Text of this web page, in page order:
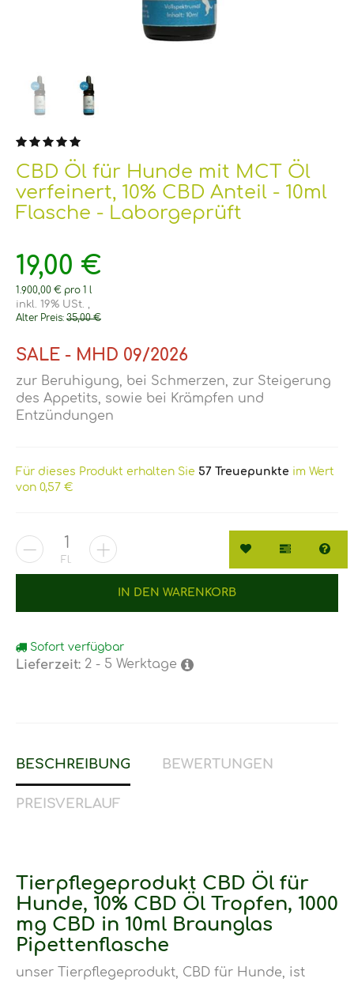
CBD Öl für Hunde mit MCT Öl
verfeinert, 10% CBD Anteil - 10ml
Flasche - Laborgeprüft
19,00 €
1.900,00 € pro 1 l
inkl. 19% USt. ,
Alter Preis: 35,00 €
SALE - MHD 09/2026
zur Beruhigung, bei Schmerzen, zur Steigerung
des Appetits, sowie bei Krämpfen und
Entzündungen
Für dieses Produkt erhalten Sie 57 Treuepunkte im Wert
von 0,57 €
Fl.
IN DEN WARENKORB
Sofort verfügbar
Lieferzeit: 2 - 5 Werktage
Wunschzettel
BESCHREIBUNG BEWERTUNGEN
PREISVERLAUF
Tierpflegeprodukt CBD Öl für
Hunde, 10% CBD Öl Tropfen, 1000
mg CBD in 10ml Braunglas
Pipettenflasche
unser Tierpflegeprodukt, CBD für Hunde, ist